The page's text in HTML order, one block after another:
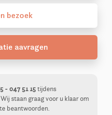
bezoek
aavragen
- 047 51 15tijdens
staan graag voor u klaar om
beantwoorden.